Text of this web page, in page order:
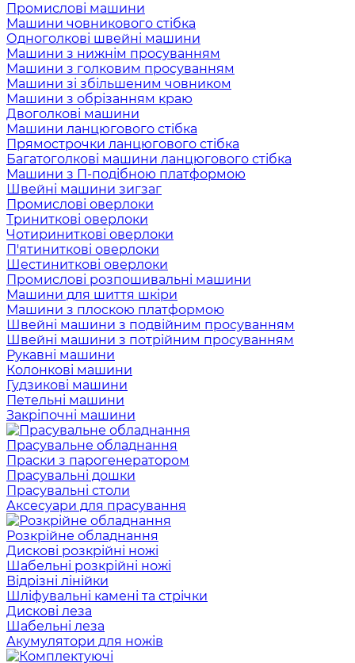
Промислові машини
Машини човникового стібка
Одноголкові швейні машини
Машини з нижнім просуванням
Машини з голковим просуванням
Машини зі збільшеним човником
Машини з обрізанням краю
Двоголкові машини
Машини ланцюгового стібка
Прямострочки ланцюгового стібка
Багатоголкові машини ланцюгового стібка
Машини з П-подібною платформою
Швейні машини зигзаг
Промислові оверлоки
Триниткові оверлоки
Чотириниткові оверлоки
П'ятиниткові оверлоки
Шестиниткові оверлоки
Промислові розпошивальні машини
Машини для шиття шкіри
Машини з плоскою платформою
Швейні машини з подвійним просуванням
Швейні машини з потрійним просуванням
Рукавні машини
Колонкові машини
Гудзикові машини
Петельні машини
Закріпочні машини
Прасувальне обладнання
Праски з парогенератором
Прасувальні дошки
Прасувальні столи
Аксесуари для прасування
Розкрійне обладнання
Дискові розкрійні ножі
Шабельні розкрійні ножі
Відрізні лінійки
Шліфувальні камені та стрічки
Дискові леза
Шабельні леза
Акумулятори для ножів